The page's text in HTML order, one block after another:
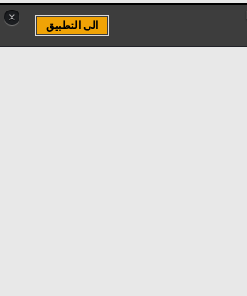
×
الى التطبيق